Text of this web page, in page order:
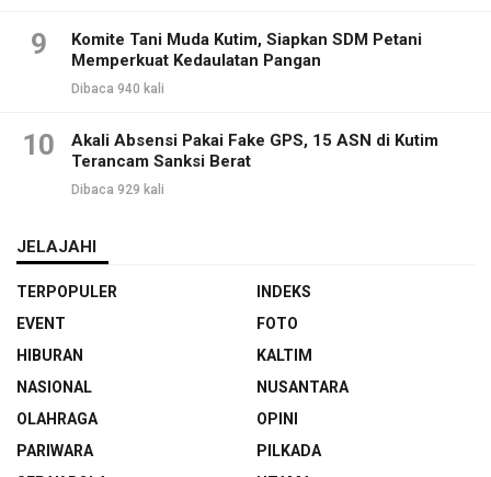
9
Komite Tani Muda Kutim, Siapkan SDM Petani
Memperkuat Kedaulatan Pangan
Dibaca 940 kali
10
Akali Absensi Pakai Fake GPS, 15 ASN di Kutim
Terancam Sanksi Berat
Dibaca 929 kali
JELAJAHI
TERPOPULER
INDEKS
EVENT
FOTO
HIBURAN
KALTIM
NASIONAL
NUSANTARA
OLAHRAGA
OPINI
PARIWARA
PILKADA